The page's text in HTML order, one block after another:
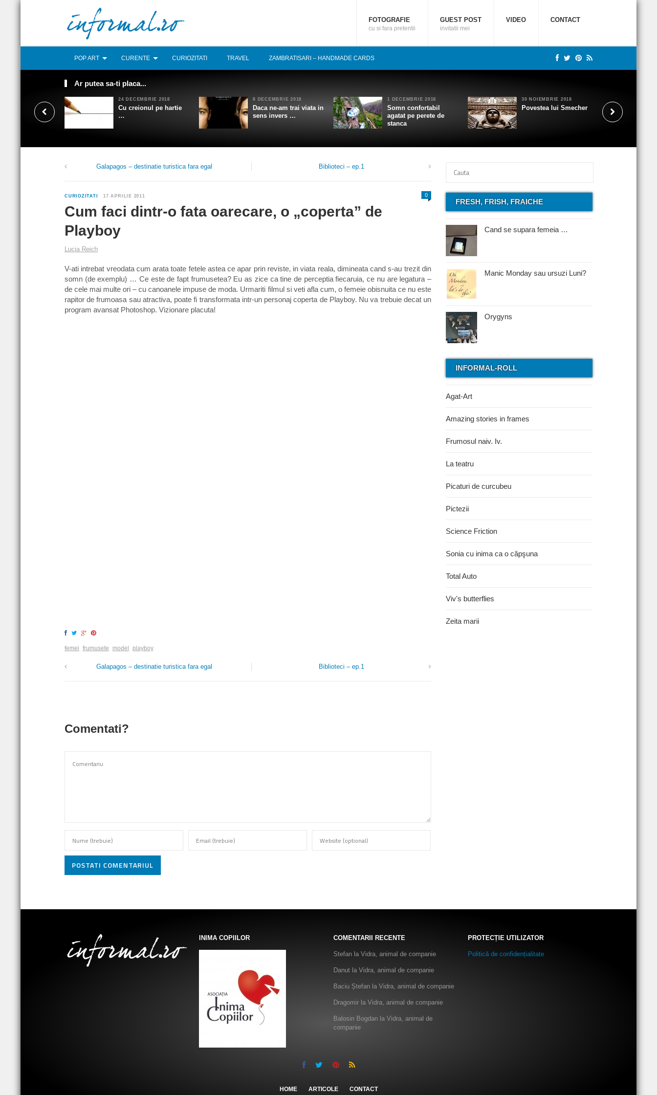
FOTOGRAFIE
cu si fara pretentii
GUEST POST
invitatii mei
VIDEO CONTACT
POP ART CURENTE CURIOZITATI TRAVEL ZAMBRATISARI – HANDMADE CARDS
Ar putea sa-ti placa...
24 DECEMBRIE 2018
Cu creionul pe hartie
…
8 DECEMBRIE 2018
Daca ne-am trai viata in
sens invers …
1 DECEMBRIE 2018
Somn confortabil
agatat pe perete de
stanca
30 NOIEMBRIE 2018
Povestea lui Smecher
Galapagos – destinatie turistica fara egal Biblioteci – ep.1
CURIOZITATI 17 APRILIE 2011
Cum faci dintr-o fata oarecare, o „coperta” de
Playboy
0
Lucia Reich
V-ati intrebat vreodata cum arata toate fetele astea ce apar prin reviste, in viata reala, dimineata cand s-au trezit din
somn (de exemplu) … Ce este de fapt frumusetea? Eu as zice ca tine de perceptia fiecaruia, ce nu are legatura –
de cele mai multe ori – cu canoanele impuse de moda. Urmariti filmul si veti afla cum, o femeie obisnuita ce nu este
rapitor de frumoasa sau atractiva, poate fi transformata intr-un personaj coperta de Playboy. Nu va trebuie decat un
program avansat Photoshop. Vizionare placuta!
femei frumusete model playboy
Galapagos – destinatie turistica fara egal Biblioteci – ep.1
Comentati?
POSTATI COMENTARIUL
FRESH, FRISH, FRAICHE
Cand se supara femeia …
Manic Monday sau ursuzi Luni?
Orygyns
INFORMAL-ROLL
Agat-Art
Amazing stories in frames
Frumosul naiv. Iv.
La teatru
Picaturi de curcubeu
Pictezii
Science Friction
Sonia cu inima ca o căpşuna
Total Auto
Viv's butterflies
Zeita marii
INIMA COPIILOR COMENTARII RECENTE
Stefan la Vidra, animal de companie
Danut la Vidra, animal de companie
Baciu Ștefan la Vidra, animal de companie
Dragomir la Vidra, animal de companie
Balosin Bogdan la Vidra, animal de
companie
PROTECȚIE UTILIZATOR
Politică de confidențialitate
HOME ARTICOLE CONTACT